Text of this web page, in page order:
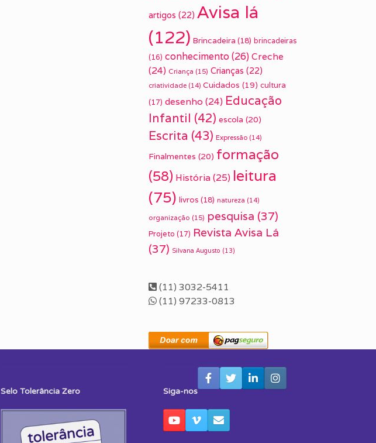
artigos (22) Avisa lá
(122) Brincadeira (18) brincadeiras
(16) conhecimento(26) Creche
(24) Criança (15) Crianças (22)
criatividade (14) Cuidados (19) cultura
(17) desenho (24) Educação
Infantil (42) escola (20)
Escrita (43) Expressão (14)
Finalmentes (20) formação
(58) História(25) leitura
(75) livros (18) natureza (14)
organização (15) pesquisa (37)
Projeto (17) Revista Avisa Lá
(37) Silvana Augusto (13)
(11) 3032-5411
(11) 97233-0813
Selo Tolerância Zero Siga-nos